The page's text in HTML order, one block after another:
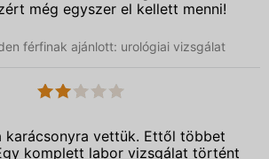
még egyszer el kellett menni!
férfinak ajánlott: urológiai vizsgálat
2.0
karácsonyra vettük. Ettől többet
komplett labor vizsgálat történt